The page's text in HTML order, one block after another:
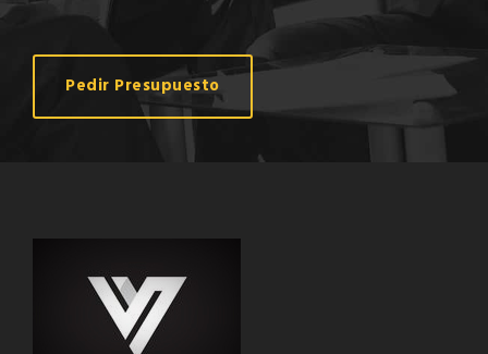
Pedir Presupuesto